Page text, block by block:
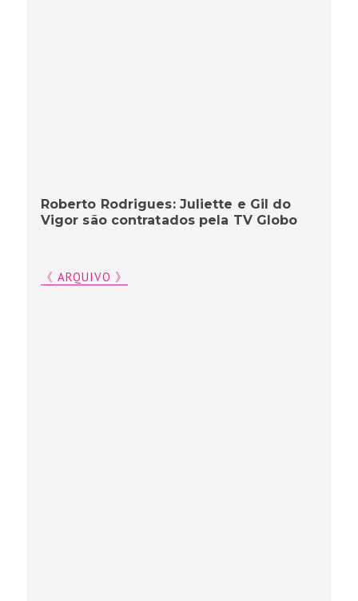
Roberto Rodrigues: Juliette e Gil do
Vigor são contratados pela TV Globo
《 ARQUIVO 》